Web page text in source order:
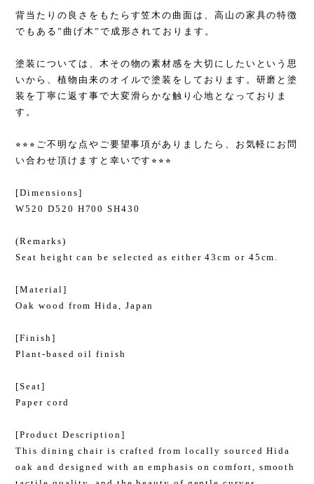
背当たりの良さをもたらす笠木の曲面は、高山の家具の特徴
でもある”曲げ木”で成形されております。
塗装については、木その物の素材感を大切にしたいという思
いから、植物由来のオイルで塗装をしております。研磨と塗
装を丁寧に返す事で大変滑らかな触り心地となっておりま
す。
⭐︎⭐︎⭐︎ご不明な点やご要望事項がありましたら、お気軽にお問
い合わせ頂けますと幸いです⭐︎⭐︎⭐︎
[Dimensions]
W520 D520 H700 SH430
(Remarks)
Seat height can be selected as either 43cm or 45cm.
[Material]
Oak wood from Hida, Japan
[Finish]
Plant-based oil finish
[Seat]
Paper cord
[Product Description]
This dining chair is crafted from locally sourced Hida
oak and designed with an emphasis on comfort, smooth